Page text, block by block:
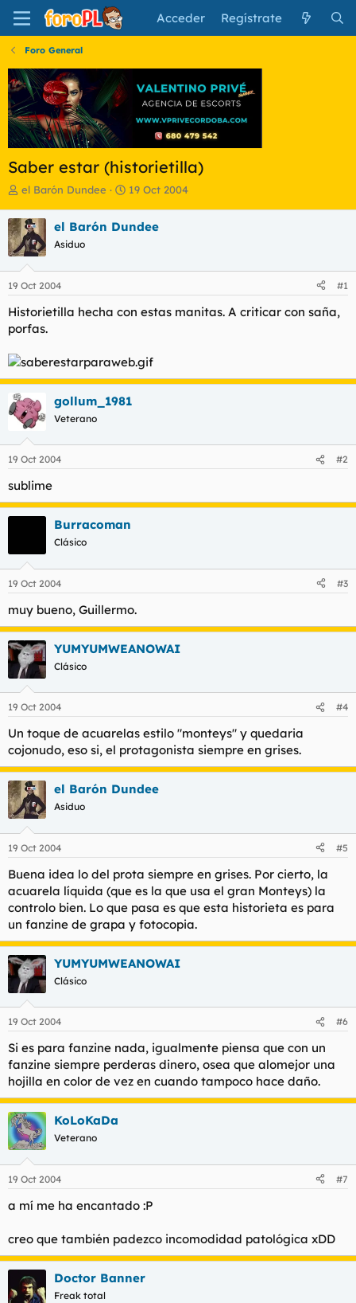
Acceder Regístrate
Foro General
Saber estar (historietilla)
I
i
c
i
a
d
o
d
e
t
a
el Barón Dundee
F
h
e
i
o
19 Oct 2004
el Barón Dundee
Asiduo
19 Oct 2004 #1
Historietilla hecha con estas manitas. A criticar con saña,
porfas.
gollum_1981
Veterano
19 Oct 2004 #2
sublime
Burracoman
Clásico
19 Oct 2004 #3
muy bueno, Guillermo.
YUMYUMWEANOWAI
Clásico
19 Oct 2004 #4
Un toque de acuarelas estilo "monteys" y quedaria
cojonudo, eso si, el protagonista siempre en grises.
el Barón Dundee
Asiduo
19 Oct 2004 #5
Buena idea lo del prota siempre en grises. Por cierto, la
acuarela líquida (que es la que usa el gran Monteys) la
controlo bien. Lo que pasa es que esta historieta es para
un fanzine de grapa y fotocopia.
YUMYUMWEANOWAI
Clásico
19 Oct 2004 #6
Si es para fanzine nada, igualmente piensa que con un
fanzine siempre perderas dinero, osea que alomejor una
hojilla en color de vez en cuando tampoco hace daño.
KoLoKaDa
Veterano
19 Oct 2004 #7
a mí me ha encantado :P
creo que también padezco incomodidad patológica xDD
Doctor Banner
Freak total